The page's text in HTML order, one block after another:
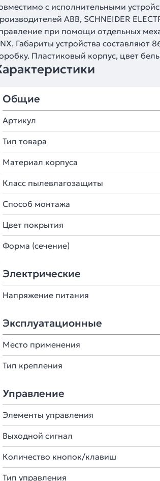
с исполнительными
ABB, SCHNEIDER
при помощи отдельных
Габариты устройства составляют
Пластиковый корпус, цвет
Общие
Артикул
Тип товара
Материал корпуса
Класс пылевлагозащиты
Способ монтажа
Цвет покрытия
Форма (сечение)
Электрические
Напряжение питания
Эксплуатационные
Место применения
Тип крепления
Управление
Элементы управления
Выходной сигнал
Количество кнопок/клавиш
Тип управления